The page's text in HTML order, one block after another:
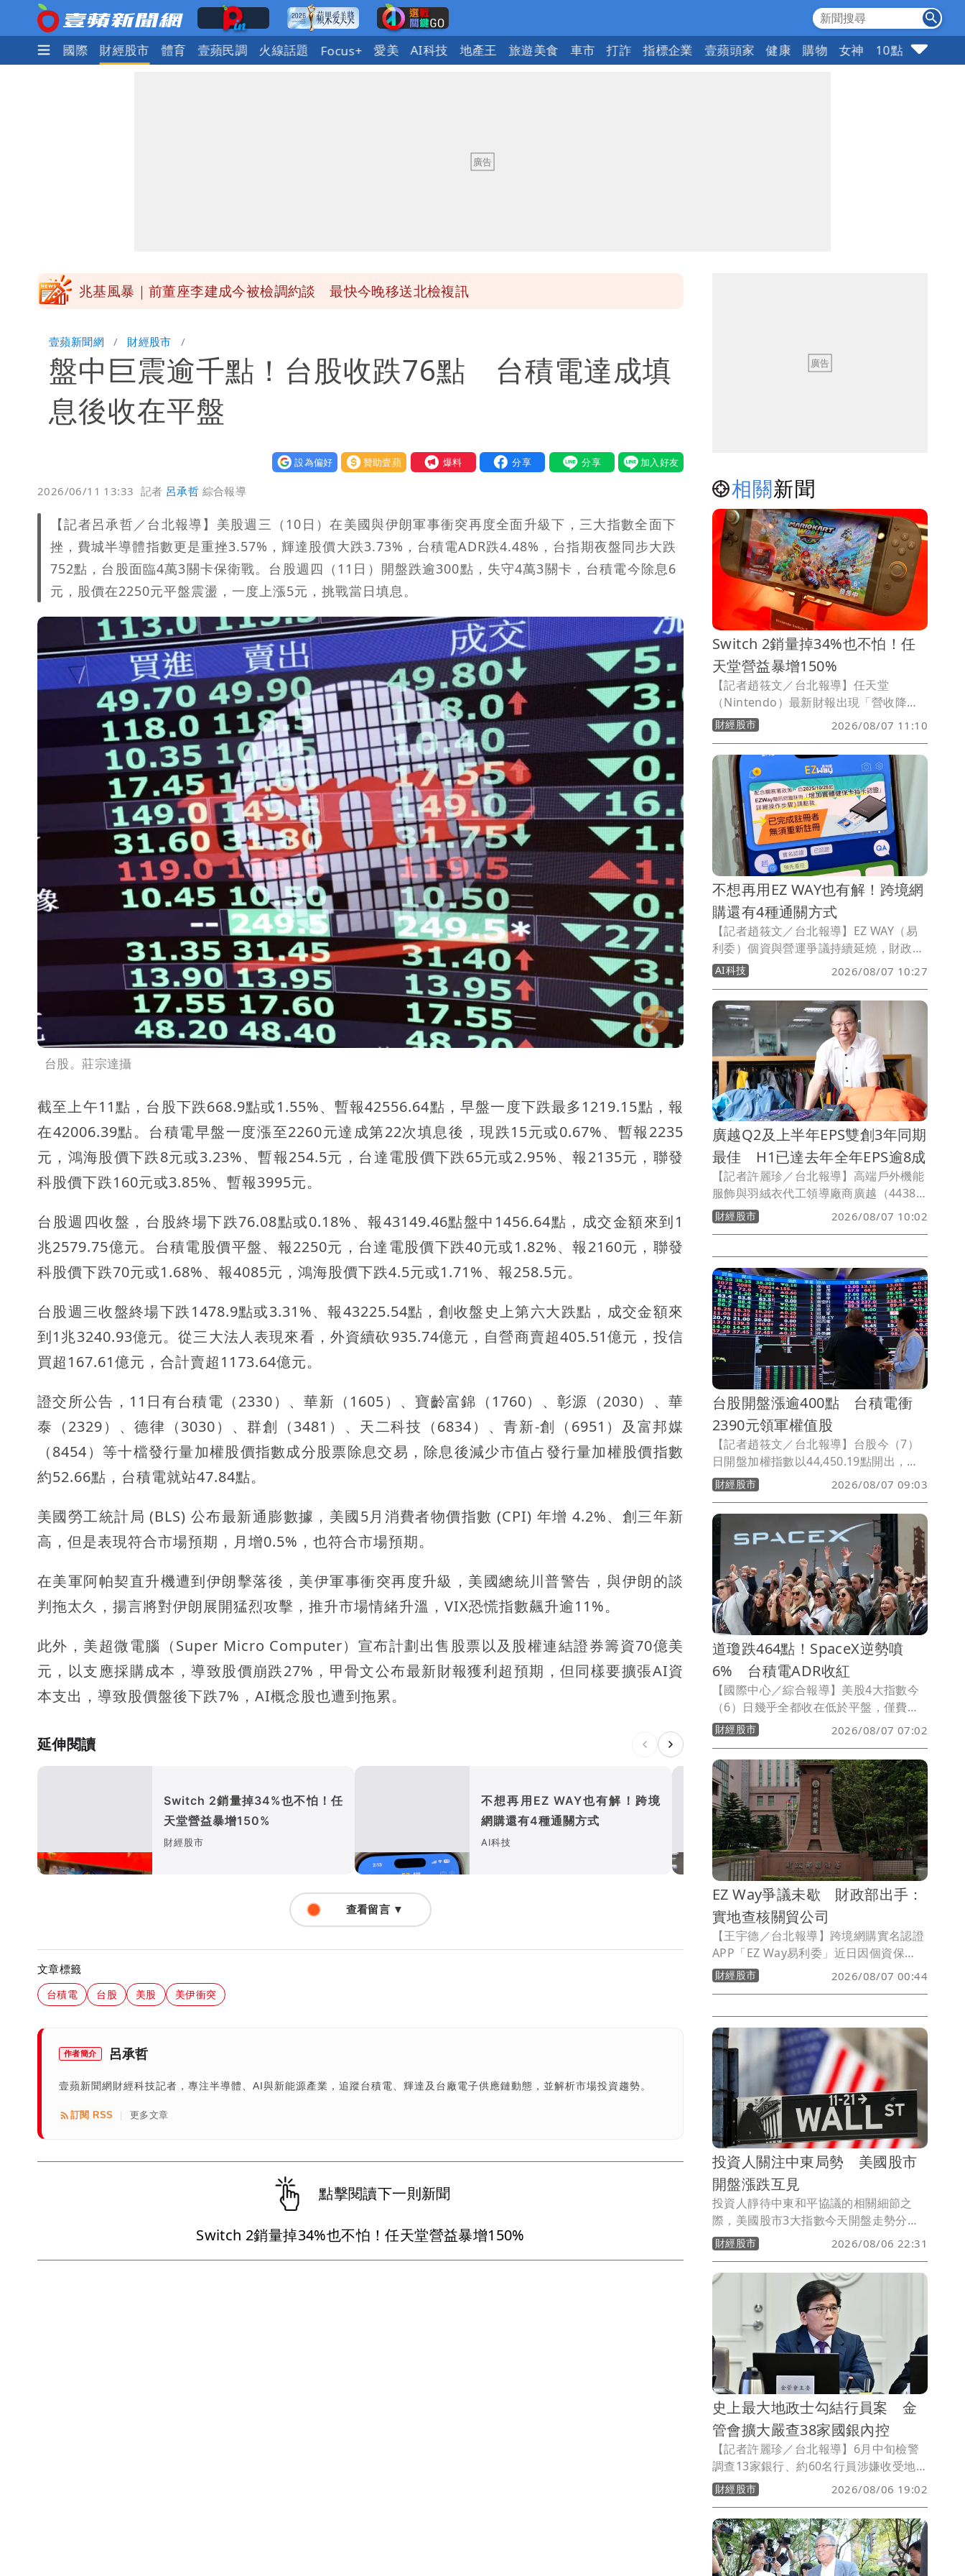
社會 國際 財經股市 體育 壹蘋民調 火線話題 Focus+ 愛美 AI科技 地產王 旅遊美食 車市 打詐 指標企業 壹蘋頭家 健康 購物 女神 10點強打
兆基風暴｜前董座李建成今被檢調約談 最快今晚移送北檢複訊
蔡英文變「台東蔡主委」嚇壞一堆人！他驚：戰局變五五波
白海豚颱風攪局父親節！明雨量「紅到發紫」
明金成離世留下雙胞胎 4歲兒與老師一段對話催淚
慈濟遭詐10.6億！網紅揪聲明「疑點重重」 1細節避而不談
蔣萬安民調只贏5％「現任優勢去哪？」媒體人嘆：真的該緊張了
97萬網紅「肥大叔」驚傳猝逝！最後身影曝 網驚覺不對
慈濟被騙10億！陳時中一語成讖 王必勝：時間久看出睿智
中國賣家被踢爆在網購平台「租人頭」 吳欣岱：完美偽裝台灣企業
壹蘋新聞網 財經股市
盤中巨震逾千點！台股收跌76點 台積電達成填
息後收在平盤
設為偏好 贊助壹蘋 我要爆料
2026/06/11 13:33 記者 呂承哲 綜合報導
【記者呂承哲／台北報導】美股週三（10日）在美國與伊朗軍事衝突再度全面升級下，三大指數全面下
挫，費城半導體指數更是重挫3.57%，輝達股價大跌3.73%，台積電ADR跌4.48%，台指期夜盤同步大跌
752點，台股面臨4萬3關卡保衛戰。台股週四（11日）開盤跌逾300點，失守4萬3關卡，台積電今除息6
元，股價在2250元平盤震盪，一度上漲5元，挑戰當日填息。
台股。莊宗達攝
截至上午11點，台股下跌668.9點或1.55%、暫報42556.64點，早盤一度下跌最多1219.15點，報
在42006.39點。台積電早盤一度漲至2260元達成第22次填息後，現跌15元或0.67%、暫報2235
元，鴻海股價下跌8元或3.23%、暫報254.5元，台達電股價下跌65元或2.95%、報2135元，聯發
科股價下跌160元或3.85%、暫報3995元。
台股週四收盤，台股終場下跌76.08點或0.18%、報43149.46點盤中1456.64點，成交金額來到1
兆2579.75億元。台積電股價平盤、報2250元，台達電股價下跌40元或1.82%、報2160元，聯發
科股價下跌70元或1.68%、報4085元，鴻海股價下跌4.5元或1.71%、報258.5元。
台股週三收盤終場下跌1478.9點或3.31%、報43225.54點，創收盤史上第六大跌點，成交金額來
到1兆3240.93億元。從三大法人表現來看，外資續砍935.74億元，自營商賣超405.51億元，投信
買超167.61億元，合計賣超1173.64億元。
證交所公告，11日有台積電（2330）、華新（1605）、寶齡富錦（1760）、彰源（2030）、華
泰（2329）、德律（3030）、群創（3481）、天二科技（6834）、青新-創（6951）及富邦媒
（8454）等十檔發行量加權股價指數成分股票除息交易，除息後減少市值占發行量加權股價指數
約52.66點，台積電就站47.84點。
美國勞工統計局 (BLS) 公布最新通膨數據，美國5月消費者物價指數 (CPI) 年增 4.2%、創三年新
高，但是表現符合市場預期，月增0.5%，也符合市場預期。
在美軍阿帕契直升機遭到伊朗擊落後，美伊軍事衝突再度升級，美國總統川普警告，與伊朗的談
判拖太久，揚言將對伊朗展開猛烈攻擊，推升市場情緒升溫，VIX恐慌指數飆升逾11%。
此外，美超微電腦（Super Micro Computer）宣布計劃出售股票以及股權連結證券籌資70億美
元，以支應採購成本，導致股價崩跌27%，甲骨文公布最新財報獲利超預期，但同樣要擴張AI資
本支出，導致股價盤後下跌7%，AI概念股也遭到拖累。
延伸閱讀
Switch 2銷量掉34%也不怕！任
天堂營益暴增150%
財經股市
不想再用EZ WAY也有解！跨境
網購還有4種通關方式
AI科技
廣越Q2及上半年EPS雙創3
期最佳 H1已達去年全年
8成
財經股市
查看留言 ▼
文章標籤
台積電 台股 美股 美伊衝突
作者簡介 呂承哲
壹蘋新聞網財經科技記者，專注半導體、AI與新能源產業，追蹤台積電、輝達及台廠電子供應鏈動態，並解析市場投資趨勢。
訂閱 RSS 更多文章
點擊閱讀下一則新聞
Switch 2銷量掉34%也不怕！任天堂營益暴增150%
相關新聞
Switch 2銷量掉34%也不怕！任
天堂營益暴增150%
【記者趙筱文／台北報導】任天堂
（Nintendo）最新財報出現「營收降、
獲利暴增」的強烈反差。任天堂公布截至
2026年6月底的2027財年第一季（4月至
6月）財報，單季營收為5178億日圓，年
減9.5%；但營業利益卻大增150.5%至
1425億日圓，約為去年同期的2.5倍，營
業利益率也由9.9%一口氣升至27.5%。背
後除了遊戲軟體銷售占比提高，美國關稅
退費更成為本季獲利大幅成長的重要推
手。
財經股市 2026/08/07 11:10
不想再用EZ WAY也有解！跨境網
購還有4種通關方式
【記者趙筱文／台北報導】EZ WAY（易
利委）個資與營運爭議持續延燒，財政部
關務署最新表示，已要求營運EZ WAY的
關貿網路公司具體說明通關資料及個人資
料保護措施，後續也將進行實地查核；針
對外界提出應由官方正式委託經營，以及
訂定統一收費基準等建議，關務署則將在
3個月內提出檢討報告。
AI科技 2026/08/07 10:27
廣越Q2及上半年EPS雙創3年同期
最佳 H1已達去年全年EPS逾8成
【記者許麗珍／台北報導】高端戶外機能
服飾與羽絨衣代工領導廠商廣越（4438）
2026年第二季EPS達2.55元，上半年EPS
2.51元，第二季及上半年EPS雙創2023年
隨下半年進入傳統生產與出貨旺季，今年
全年EPS力拚回到2023年水準，目標維持
約70%現金股利配發率。
財經股市 2026/08/07 10:02
台股開盤漲逾400點 台積電衝
2390元領軍權值股
【記者趙筱文／台北報導】台股今（7）
日開盤加權指數以44,450.19點開出，上
漲53.49點，隨後買盤進場，指數一度衝
上44,801.27點，大漲404.57點，早盤延
續反彈走勢。
財經股市 2026/08/07 09:03
道瓊跌464點！SpaceX逆勢噴
6% 台積電ADR收紅
【國際中心／綜合報導】美股4大指數今
（6）日幾乎全都收在低於平盤，僅費半
小紅，昨天創新高的道瓊今天下跌464
點，台積電ADR逆勢小漲，閉鎖期解禁的
SpaceX跌破眾人眼鏡，股價暴衝6%。
財經股市 2026/08/07 07:02
EZ Way爭議未歇 財政部出手：
實地查核關貿公司
【王宇德／台北報導】跨境網購實名認證
APP「EZ Way易利委」近日因個資保
護、營運模式及收費機制引發爭議。財政
部關務署表示，關貿網路公司依法可自行
關授權或簽訂營運契約。不過，針對外界
關切的個資安全，關務署將要求關貿公司
提出個資保護措施，並辦理實地查核；至
於官方委託經營及統一收費等建議，也將
於3個月內完成檢討報告。
財經股市 2026/08/07 00:44
投資人關注中東局勢 美國股市
開盤漲跌互見
投資人靜待中東和平協議的相關細節之
際，美國股市3大指數今天開盤走勢分
歧，但漲跌幅度都不大。
財經股市 2026/08/06 22:31
史上最大地政士勾結行員案 金
管會擴大嚴查38家國銀內控
【記者許麗珍／台北報導】6月中旬檢警
調查13家銀行、約60名行員涉嫌收受地政
士佣金，1年內不法金額破百萬元。銀行
局主秘周正山今指出，目前要求15家銀行
進行陳述意見階段，另為加強銀行內控機
制，已要求與該案無關的其他銀行，也就
是全體38家國銀，都必須進行內部調查，
全面徹查有無漏網之魚。
財經股市 2026/08/06 19:02